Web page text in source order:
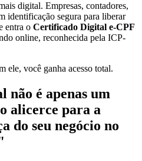
digital. Empresas, contadores,
identificação segura para liberar
entra o Certificado Digital e-CPF
online, reconhecida pela ICP-
ele, você ganha acesso total.
não é apenas um
alicerce para a
do seu negócio no